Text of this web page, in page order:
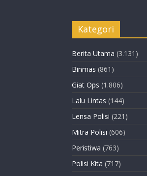
Kategori
Berita Utama (3.131)
Binmas (861)
Giat Ops (1.806)
Lalu Lintas (144)
Lensa Polisi (221)
Mitra Polisi (606)
Peristiwa (763)
Polisi Kita (717)